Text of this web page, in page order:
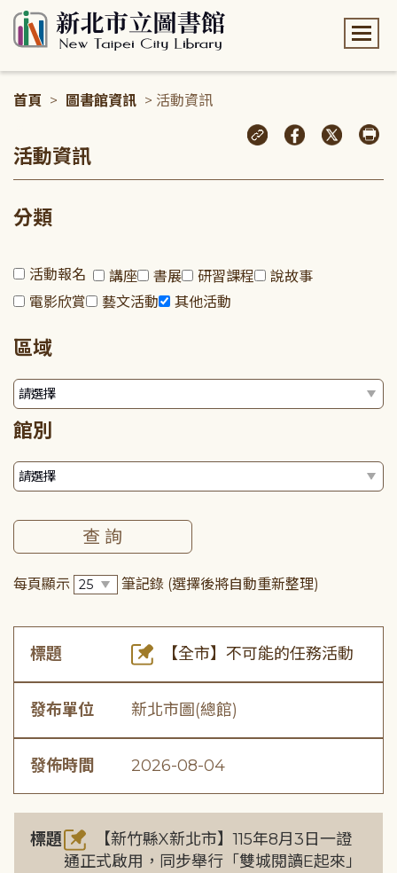
首頁 > 圖書館資訊 > 活動資訊
活動資訊
分類
活動報名 講座 書展 研習課程
說故事
電影欣賞
藝文活動 其他活動
區域
館別
每頁顯示 筆記錄 (選擇後將自動重新整理)
標題 【全市】不可能的任務活動
發布單位 新北市圖(總館)
發佈時間 2026-08-04
標題
【新竹縣X新北市】115年8月3日一證
通正式啟用，同步舉行「雙城閱讀E起來」